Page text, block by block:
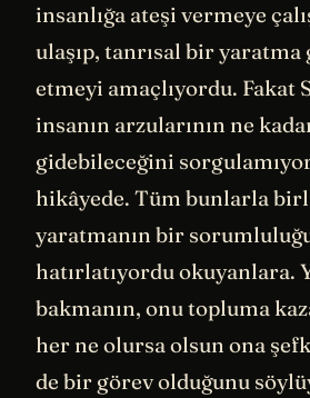
insanlığa ateşi vermeye
ulaşıp, tanrısal bir yaratma
etmeyi amaçlıyordu. Fakat
insanın arzularının ne
gidebileceğini
hikâyede. Tüm bunlarla
yaratmanın bir
hatırlatıyordu okuyanlara.
bakmanın, onu topluma
her ne olursa olsun ona
de bir görev olduğunu